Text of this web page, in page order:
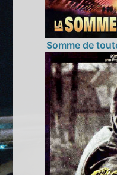
Somme de